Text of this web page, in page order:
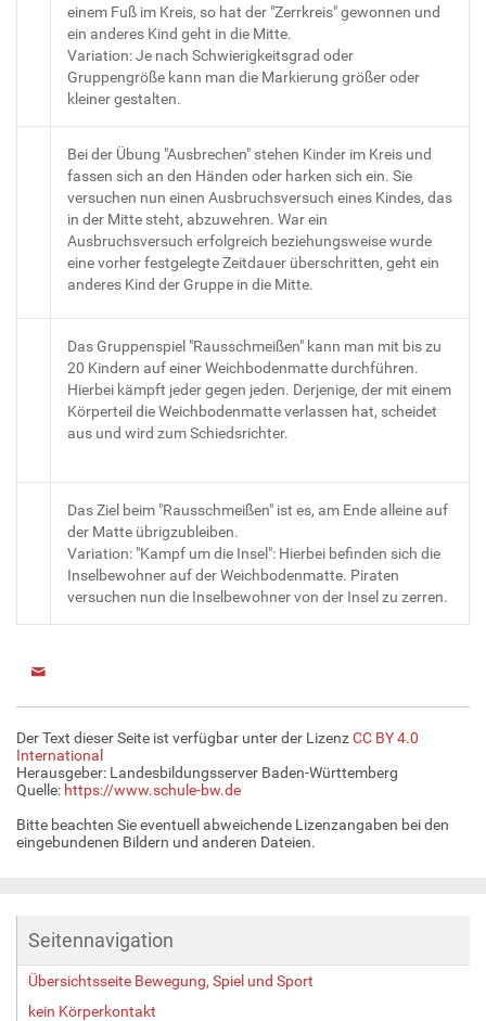
einem Fuß im Kreis, so hat der "Zerrkreis" gewonnen und
ein anderes Kind geht in die Mitte.
Variation: Je nach Schwierigkeitsgrad oder
Gruppengröße kann man die Markierung größer oder
kleiner gestalten.
Bei der Übung "Ausbrechen" stehen Kinder im Kreis und
fassen sich an den Händen oder harken sich ein. Sie
versuchen nun einen Ausbruchsversuch eines Kindes, das
in der Mitte steht, abzuwehren. War ein
Ausbruchsversuch erfolgreich beziehungsweise wurde
eine vorher festgelegte Zeitdauer überschritten, geht ein
anderes Kind der Gruppe in die Mitte.
Das Gruppenspiel "Rausschmeißen" kann man mit bis zu
20 Kindern auf einer Weichbodenmatte durchführen.
Hierbei kämpft jeder gegen jeden. Derjenige, der mit einem
Körperteil die Weichbodenmatte verlassen hat, scheidet
aus und wird zum Schiedsrichter.
Das Ziel beim "Rausschmeißen" ist es, am Ende alleine auf
der Matte übrigzubleiben.
Variation: "Kampf um die Insel": Hierbei befinden sich die
Inselbewohner auf der Weichbodenmatte. Piraten
versuchen nun die Inselbewohner von der Insel zu zerren.
Der Text dieser Seite ist verfügbar unter der LizenzCC BY 4.0
International
Herausgeber: Landesbildungsserver Baden-Württemberg
Quelle: https://www.schule-bw.de
Bitte beachten Sie eventuell abweichende Lizenzangaben bei den
eingebundenen Bildern und anderen Dateien.
Seitennavigation
Übersichtsseite Bewegung, Spiel und Sport
kein Körperkontakt